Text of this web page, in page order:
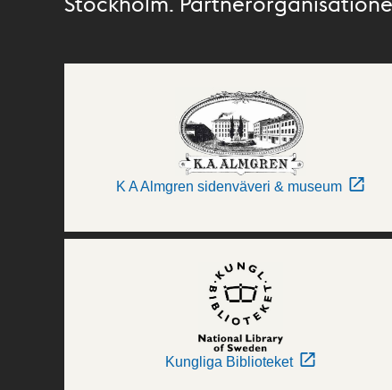
K A Almgren sidenväveri & museum
Kungliga Biblioteket